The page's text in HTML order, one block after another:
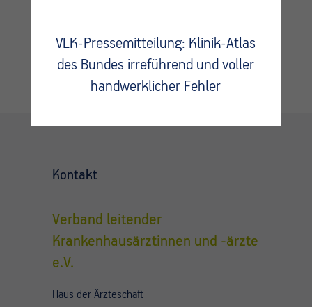
Kontakt
Verband leitender
Krankenhausärztinnen und -ärzte
e.V.
Haus der Ärzteschaft
VLK-Pressemitteilung: Klinik-Atlas
des Bundes irreführend und voller
handwerklicher Fehler